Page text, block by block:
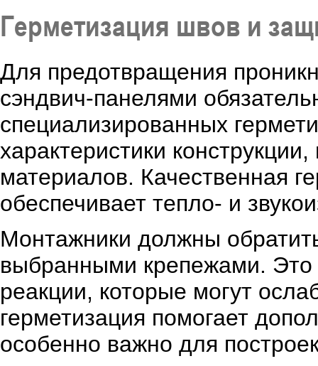
Герметизация швов и
Для предотвращения
сэндвич-панелями
специализированных
характеристики
материалов. Качественная
обеспечивает тепло- и
Монтажники должны
выбранными крепежами. Это
реакции, которые могут
герметизация помогает
особенно важно для